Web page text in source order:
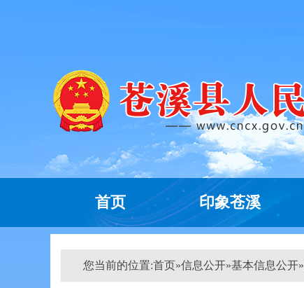
首页 印象苍溪
您当前的位置:首页»信息公开»基本信息公开»